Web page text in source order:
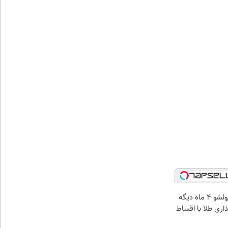
الان طلا بخر پولشو 4 ماه دیگه
طلا با اقساط